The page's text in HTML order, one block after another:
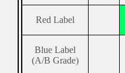
Red Label
Blue Label
(A/B Grade)